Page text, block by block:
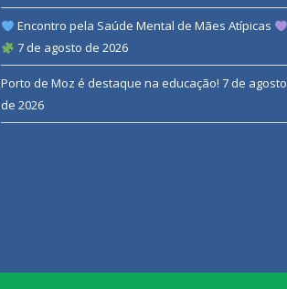
Encontro pela Saúde Mental de Mães Atípicas
7 de agosto de 2026
Porto de Moz é destaque na educação! 7 de agosto
de 2026